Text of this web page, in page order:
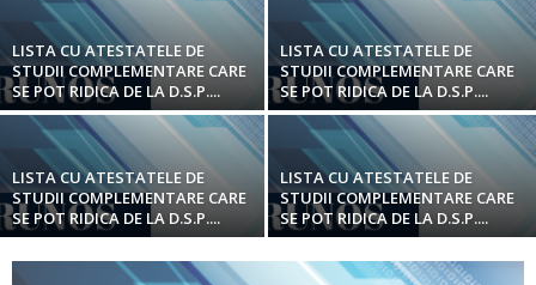
LISTA CU ATESTATELE DE
STUDII COMPLEMENTARE CARE
SE POT RIDICA DE LA D.S.P....
LISTA CU ATESTATELE DE
STUDII COMPLEMENTARE CARE
SE POT RIDICA DE LA D.S.P....
LISTA CU ATESTATELE DE
STUDII COMPLEMENTARE CARE
SE POT RIDICA DE LA D.S.P....
LISTA CU ATESTATELE DE
STUDII COMPLEMENTARE CARE
SE POT RIDICA DE LA D.S.P....